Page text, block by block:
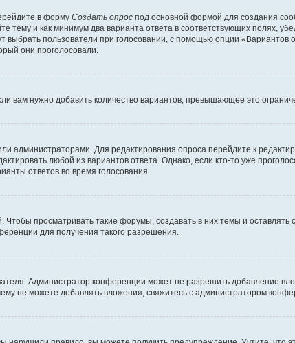
в форму Создать опрос под основной формой для создания
и как минимум два варианта ответа в соответствующих полях,
выбрать пользователи при голосовании, с помощью опции
они проголосовали.
вам нужно добавить количество вариантов, превышающее это
администраторами. Для редактирования опроса перейдите к
любой из вариантов ответа. Однако, если кто-то уже
ответов во время голосования.
просматривать такие форумы, создавать в них темы и
для получения такого разрешения.
Администратор конференции может не разрешить добавление
не можете добавлять вложения, свяжитесь с администратором